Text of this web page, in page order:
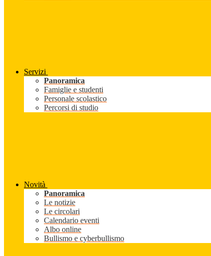
Servizi
Panoramica
Famiglie e studenti
Personale scolastico
Percorsi di studio
Novità
Panoramica
Le notizie
Le circolari
Calendario eventi
Albo online
Bullismo e cyberbullismo